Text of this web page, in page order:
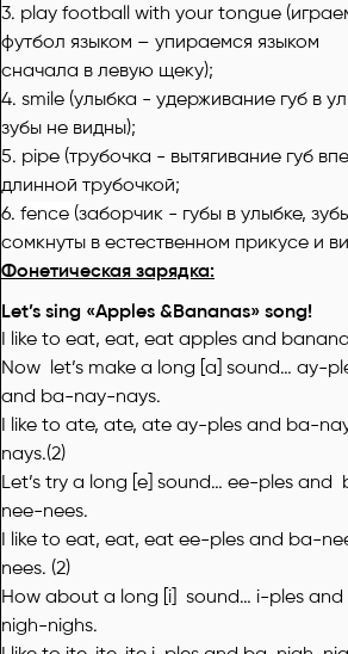
3. play football with your tongue
футбол языком – упираемся языком
сначала в левую щеку);
4. smile (улыбка - удерживание губ в
зубы не видны);
5. pipe (трубочка - вытягивание губ
длинной трубочкой;
6. fence (заборчик - губы в улыбке,
сомкнуты в естественном прикусе и
Фонетическая зарядка:
Let’s sing «Apples &Bananas» song!
I like to eat, eat, eat apples and
Now let’s make a long [a] sound… ay-
and ba-nay-nays.
I like to ate, ate, ate ay-ples and ba-
nays.(2)
Let’s try a long [e] sound… ee-ples and
nee-nees.
I like to eat, eat, eat ee-ples and ba-
nees. (2)
How about a long [i] sound… i-ples
nigh-nighs.